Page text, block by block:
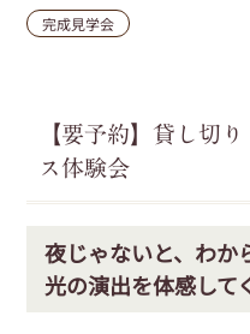
完成見学会
【要予約】貸し切
ス体験会
夜じゃないと、わか
光の演出を体感して